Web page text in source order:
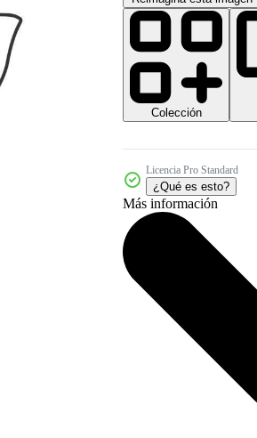
Colección
Licencia Pro Standard
¿Qué es esto?
Más información